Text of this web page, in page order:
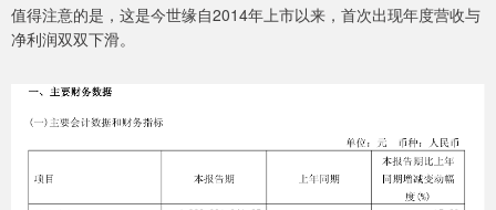
值得注意的是，这是今世缘自2014年上市以来，首次出现年度营收与
净利润双双下滑。